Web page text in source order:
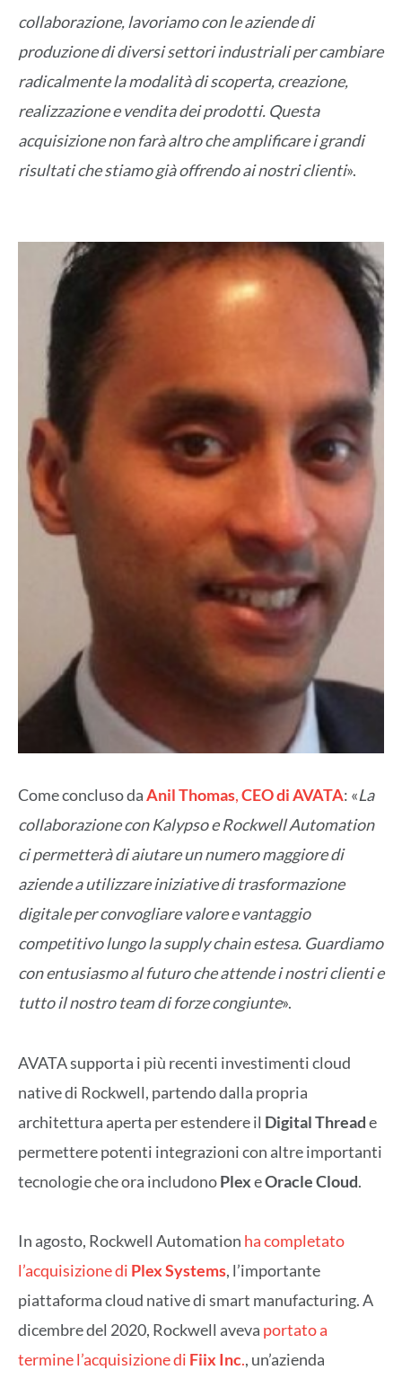
collaborazione, lavoriamo con le aziende di
produzione di diversi settori industriali per cambiare
radicalmente la modalità di scoperta, creazione,
realizzazione e vendita dei prodotti. Questa
acquisizione non farà altro che amplificare i grandi
risultati che stiamo già offrendo ai nostri clienti».
Come concluso daAnil Thomas,CEO di AVATA: «La
collaborazione con Kalypso e Rockwell Automation
ci permetterà di aiutare un numero maggiore di
aziende a utilizzare iniziative di trasformazione
digitale per convogliare valore e vantaggio
competitivo lungo la supply chain estesa. Guardiamo
con entusiasmo al futuro che attende i nostri clienti e
tutto il nostro team di forze congiunte».
AVATA supporta i più recenti investimenti cloud
native di Rockwell, partendo dalla propria
architettura aperta per estendere il Digital Threade
permettere potenti integrazioni con altre importanti
tecnologie che ora includonoPlexeOracle Cloud.
In agosto, Rockwell Automation ha completato
l’acquisizione di Plex Systems, l’importante
piattaforma cloud native di smart manufacturing. A
dicembre del 2020, Rockwell aveva portato a
termine l’acquisizione di Fiix Inc., un’azienda